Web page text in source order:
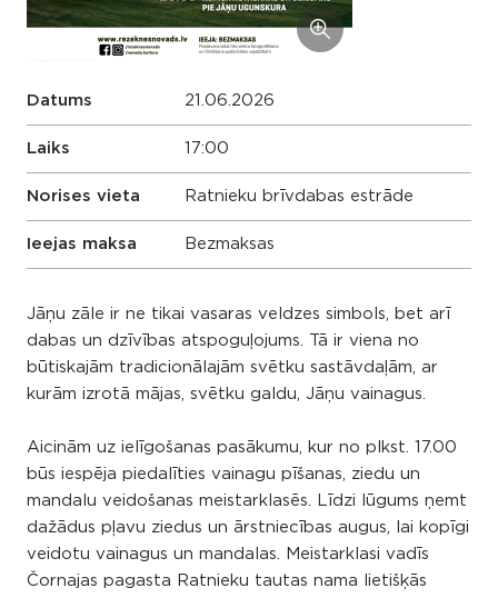
Datums 21.06.2026
Laiks 17:00
Norises vieta Ratnieku brīvdabas estrāde
Ieejas maksa Bezmaksas
Jāņu zāle ir ne tikai vasaras veldzes simbols, bet arī
dabas un dzīvības atspoguļojums. Tā ir viena no
būtiskajām tradicionālajām svētku sastāvdaļām, ar
kurām izrotā mājas, svētku galdu, Jāņu vainagus.
Aicinām uz ielīgošanas pasākumu, kur no plkst. 17.00
būs iespēja piedalīties vainagu pīšanas, ziedu un
mandalu veidošanas meistarklasēs. Līdzi lūgums ņemt
dažādus pļavu ziedus un ārstniecības augus, lai kopīgi
veidotu vainagus un mandalas. Meistarklasi vadīs
Čornajas pagasta Ratnieku tautas nama lietišķās